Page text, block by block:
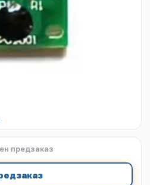
предзаказ